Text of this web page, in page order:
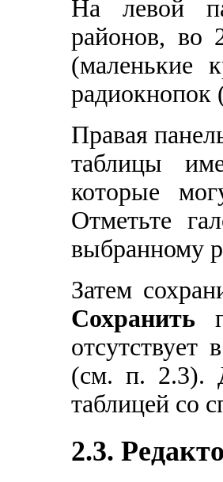
На левой
районов, во
(маленькие
радиокнопок
Правая
таблицы
которые
Отметьте
выбранному
Затем
Сохранить
отсутствует
(см. п. 2.3).
таблицей со
2.3.